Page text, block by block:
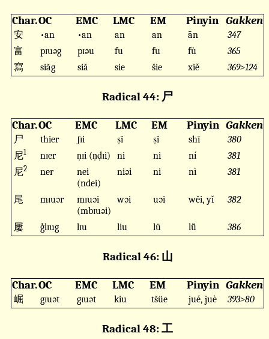
Char.OC EMC LMC EM Pinyin Gakken
安 •an •an an an ān
347
富
pɪuəg pɪəu fu fu fù
365
寫
siăg siă sie s̆ie xiě 369>124
Radical 44: 尸
Char.OC EMC LMC EM Pinyin Gakken
尸 thier ʃɪi ṣï ṣï shī
380
尼1 nɪer ṇɪi (ṇḍɪi) ni ni ní
381
尼2 ner
nei
(ndei)
niəi ni nì 381
尾 mɪuər
mɪuəi
(mbɪuəi)
wəi uəi wěi, yǐ 382
屢 g̊lɪug lɪu liu lü lǚ 386
Radical 46: 山
Char.OC EMC LMC EM Pinyin Gakken
崛 gɪuət gɪuət kiu ts̆üe jué, juè 393>80
Radical 48: 工